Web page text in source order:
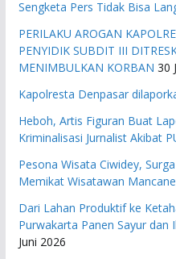
Sengketa Pers Tidak Bisa
PERILAKU AROGAN
PENYIDIK SUBDIT III
MENIMBULKAN KORBAN 30
Kapolresta Denpasar
Heboh, Artis Figuran Buat
Kriminalisasi Jurnalist Akibat
Pesona Wisata Ciwidey,
Memikat Wisatawan
Dari Lahan Produktif ke
Purwakarta Panen Sayur dan
Juni 2026